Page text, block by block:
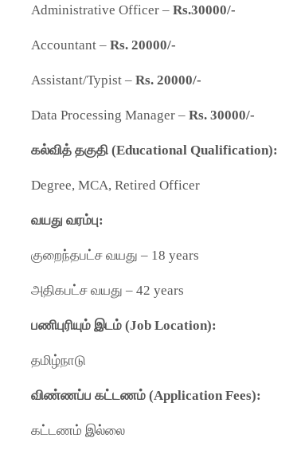
Administrative Officer – Rs.30000/-
Accountant – Rs. 20000/-
Assistant/Typist – Rs. 20000/-
Data Processing Manager – Rs. 30000/-
கல்வித் தகுதி (Educational Qualification):
Degree, MCA, Retired Officer
வயது வரம்பு:
குறைந்தபட்ச வயது – 18 years
அதிகபட்ச வயது – 42 years
பணிபுரியும் இடம் (Job Location):
தமிழ்நாடு
விண்ணப்ப கட்டணம் (Application Fees):
கட்டணம் இல்லை